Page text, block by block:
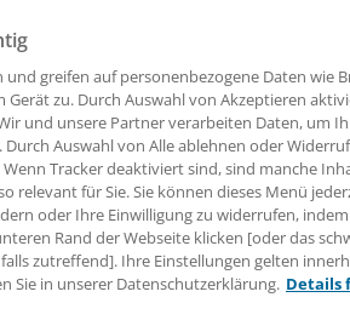
hat im Januar eine
Jetzt ist der Ärger in der KV
der sie das Sozialministerium
Leser,
Sie lesen, sobald Sie sich
Kostenlos
und greifen auf personenbezogene Daten wie
zu. Durch Auswahl von Akzeptieren
und unsere Partner verarbeiten Daten, um
Auswahl von Alle ablehnen oder
Tracker deaktiviert sind, sind manche
relevant für Sie. Sie können dieses Menü
oder Ihre Einwilligung zu widerrufen,
Rand der Webseite klicken [oder das
zutreffend]. Ihre Einstellungen gelten
Sie in unserer Datenschutzerklärung. Details